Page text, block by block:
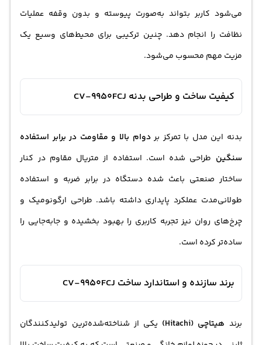
می‌شود کاربر بتواند به‌صورت پیوسته و بدون وقفه عملیات
نظافت را انجام دهد. چنین ترکیبی برای محیط‌های وسیع یک
مزیت مهم محسوب می‌شود.
کیفیت ساخت و طراحی بدنه CV-9950FCJ
بدنه این مدل با تمرکز بردوام بالا و مقاومت در برابر استفاده
سنگین طراحی شده است. استفاده از متریال مقاوم در کنار
ساختار صنعتی باعث شده دستگاه در برابر ضربه و استفاده
طولانی‌مدت عملکرد پایداری داشته باشد. طراحی ارگونومیک و
چرخ‌های روان نیز تجربه کاربری را بهبود بخشیده و جابه‌جایی را
ساده‌تر کرده است.
برند سازنده و استاندارد ساخت CV-9950FCJ
برند هیتاچی (Hitachi)
یکی از شناخته‌شده‌ترین تولیدکنندگان